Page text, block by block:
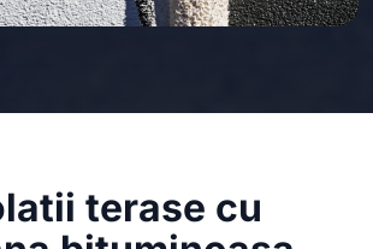
terase cu